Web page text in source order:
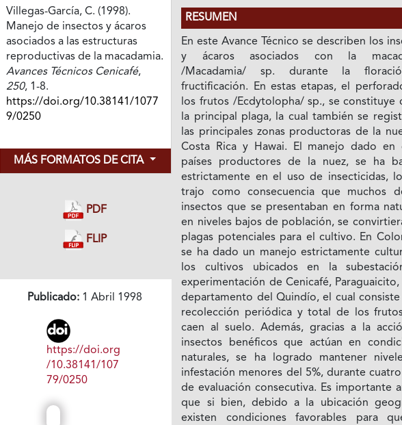
Villegas-García, C. (1998).
Manejo de insectos y ácaros
asociados a las estructuras
reproductivas de la macadamia.
Avances Técnicos Cenicafé,
250, 1-8.
https://doi.org/10.38141/1077
9/0250
MÁS FORMATOS DE CITA
PDF
FLIP
Publicado: 1 Abril 1998
https://doi.org
/10.38141/107
79/0250
RESUMEN
En este Avance Técnico se describen los
y ácaros asociados con la
/Macadamia/ sp. durante la
fructificación. En estas etapas, el
los frutos /Ecdytolopha/ sp., se constituye
la principal plaga, la cual también se
las principales zonas productoras de la
Costa Rica y Hawai. El manejo dado en
países productores de la nuez, se ha
estrictamente en el uso de insecticidas,
trajo como consecuencia que muchos
insectos que se presentaban en forma
en niveles bajos de población, se
plagas potenciales para el cultivo. En
se ha dado un manejo estrictamente
los cultivos ubicados en la
experimentación de Cenicafé, Paraguaicito,
departamento del Quindío, el cual consiste
recolección periódica y total de los
caen al suelo. Además, gracias a la
insectos benéficos que actúan en
naturales, se ha logrado mantener
infestación menores del 5%, durante
de evaluación consecutiva. Es importante
que si bien, debido a la ubicación
existen condiciones favorables para